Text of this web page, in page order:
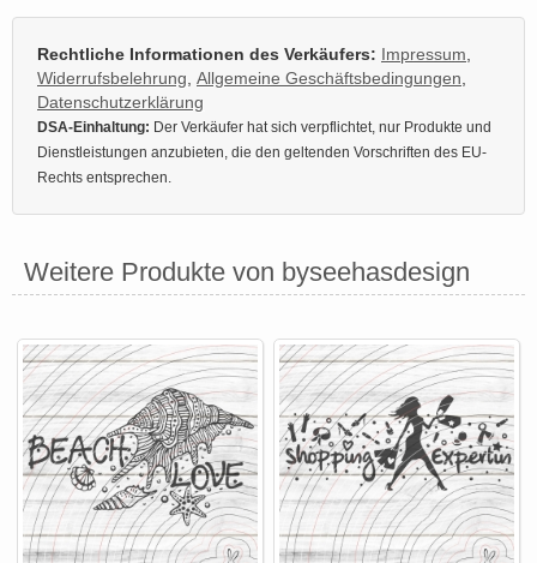
Rechtliche Informationen des Verkäufers: Impressum,
Widerrufsbelehrung, Allgemeine Geschäftsbedingungen,
Datenschutzerklärung
DSA-Einhaltung: Der Verkäufer hat sich verpflichtet, nur Produkte und
Dienstleistungen anzubieten, die den geltenden Vorschriften des EU-
Rechts entsprechen.
Weitere Produkte von byseehasdesign